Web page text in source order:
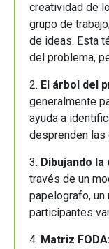
creatividad de
grupo de
de ideas. Esta
del problema,
2. El árbol del
generalmente
ayuda a
desprenden
3. Dibujando la
través de un
papelografo, un
participantes
4. Matriz